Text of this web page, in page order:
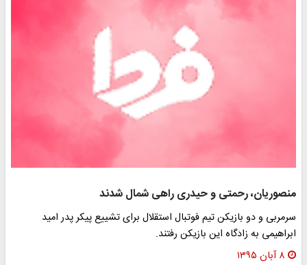
منصوریان، رحمتی و حیدری راهی شمال شدند
سرمربی و دو بازیکن تیم فوتبال استقلال برای تشییع پیکر پدر امید
ابراهیمی به زادگاه این بازیکن رفتند.
۸ آبان ۱۳۹۵